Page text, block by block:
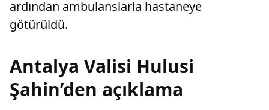
ardından ambulanslarla hastaneye
götürüldü.
Antalya Valisi Hulusi
Şahin’den açıklama